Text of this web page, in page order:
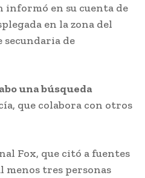
en su cuenta de
en la zona del
secundaria de
una búsqueda
que colabora con otros
Fox, que citó a fuentes
menos tres personas